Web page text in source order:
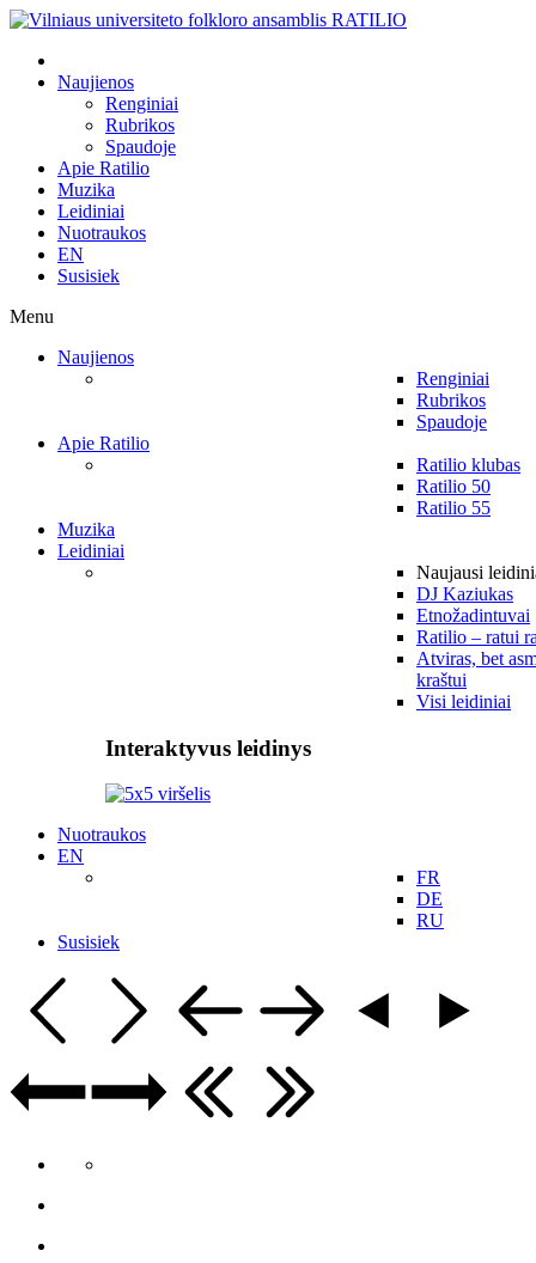
Naujienos
Renginiai
Rubrikos
Spaudoje
Apie Ratilio
Muzika
Leidiniai
Nuotraukos
EN
Susisiek
Menu
Naujienos
Renginiai
Rubrikos
Spaudoje
Apie Ratilio
Ratilio klubas
Ratilio 50
Ratilio 55
Muzika
Leidiniai
Naujausi
DJ Kaziukas
Etnožadintuvai
Ratilio – ratui
Atviras, bet
kraštui
Visi leidiniai
Interaktyvus leidinys
Nuotraukos
EN
FR
DE
RU
Susisiek